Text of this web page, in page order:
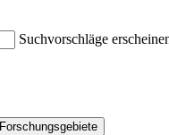
Suchvorschläge
Forschungsgebiete